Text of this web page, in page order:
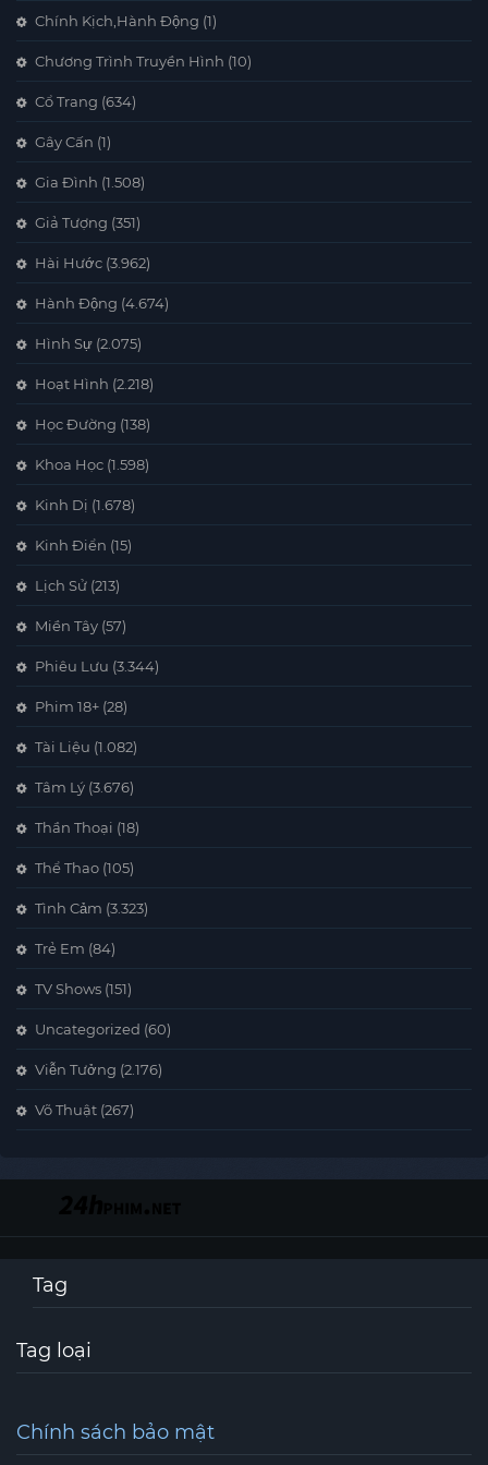
Chính Kịch,Hành Động (1)
Chương Trình Truyền Hình (10)
Cổ Trang (634)
Gây Cấn (1)
Gia Đình (1.508)
Giả Tượng (351)
Hài Hước (3.962)
Hành Động (4.674)
Hình Sự (2.075)
Hoạt Hình (2.218)
Học Đường (138)
Khoa Học (1.598)
Kinh Dị (1.678)
Kinh Điển (15)
Lịch Sử (213)
Miền Tây (57)
Phiêu Lưu (3.344)
Phim 18+ (28)
Tài Liệu (1.082)
Tâm Lý (3.676)
Thần Thoại (18)
Thể Thao (105)
Tình Cảm (3.323)
Trẻ Em (84)
TV Shows (151)
Uncategorized (60)
Viễn Tưởng (2.176)
Võ Thuật (267)
Tag
Tag loại
Chính sách bảo mật